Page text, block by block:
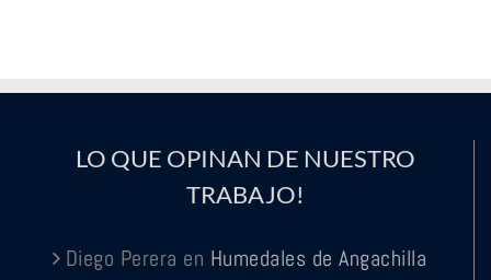
LO QUE OPINAN DE NUESTRO
TRABAJO!
Diego Perera en Humedales de Angachilla